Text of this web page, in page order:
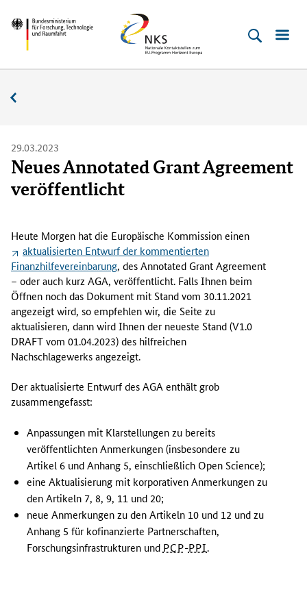
zum
Inhalt
(Eingabetaste)
zum
Hauptmenu
(Eingabetaste)
zur
Suche
(Eingabetaste)
zur
Fußleiste
(Enter)
Bundesministerium
Technologie
Horizont
Europa
29.03.2023
Neues Annotated Grant Agreement
veröffentlicht
e
t
M
o
r
g
e
h
a
u
o
Heute Morgen hat die Europäische Kommission einen
aktualisierten Entwurf der kommentierten
Finanzhilfevereinbarung, desAnnotated Grant Agreement
– oder auch kurz AGA, veröffentlicht. Falls Ihnen beim
Öffnen noch das Dokument mit Stand vom 30.11.2021
angezeigt wird, so empfehlen wir, die Seite zu
aktualisieren, dann wird Ihnen der neueste Stand (V1.0
DRAFTvom 01.04.2023) des hilfreichen
Nachschlagewerks angezeigt.
Der aktualisierte Entwurf des AGA enthält grob
zusammengefasst:
Anpassungen mit Klarstellungen zu bereits
veröffentlichten Anmerkungen (insbesondere zu
Artikel 6 und Anhang 5, einschließlich Open Science);
eine Aktualisierung mit korporativen Anmerkungen zu
den Artikeln 7, 8, 9, 11 und 20;
neue Anmerkungen zu den Artikeln 10 und 12 und zu
Anhang 5 für kofinanzierte Partnerschaften,
Forschungsinfrastrukturen und PCP-PPI.